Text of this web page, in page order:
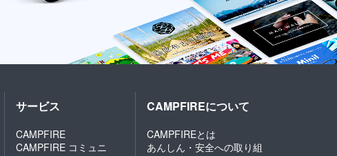
サービス
CAMPFIRE
CAMPFIRE コミュニ
CAMPFIREについて
CAMPFIREとは
あんしん・安全への取り組